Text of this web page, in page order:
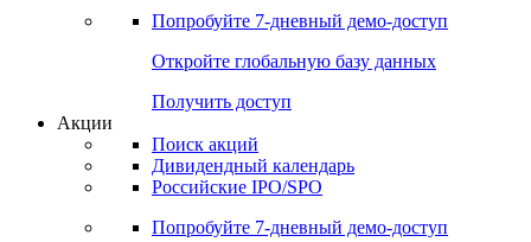
Попробуйте 7-дневный демо-доступ
Откройте глобальную базу данных
Получить доступ
Акции
Поиск акций
Дивидендный календарь
Российские IPO/SPO
Попробуйте 7-дневный демо-доступ